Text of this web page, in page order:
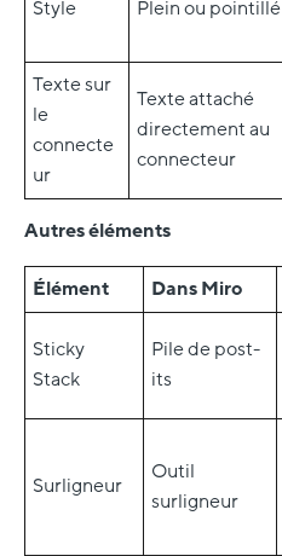
Style Plein ou pointillé
Texte sur
le
connecte
ur
Texte attaché
directement au
connecteur
Autres éléments
Élément Dans Miro
Sticky
Stack
Pile de post-
its
Surligneur
Outil
surligneur